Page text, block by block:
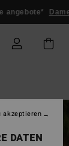
angebote*
DATEN
akzeptieren